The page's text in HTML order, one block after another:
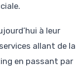
à leur
allant de la
en passant par